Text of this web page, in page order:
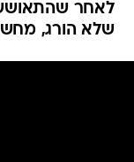
לאחר
שלא הורג,